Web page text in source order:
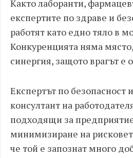
Както лаборанти,
експертите по здраве и
работят като едно тяло в
Конкуренцията няма
синергия, защото врагът е
Експертът по безопасност
консултант на
подходящи за
минимизиране на
че той е запознат много